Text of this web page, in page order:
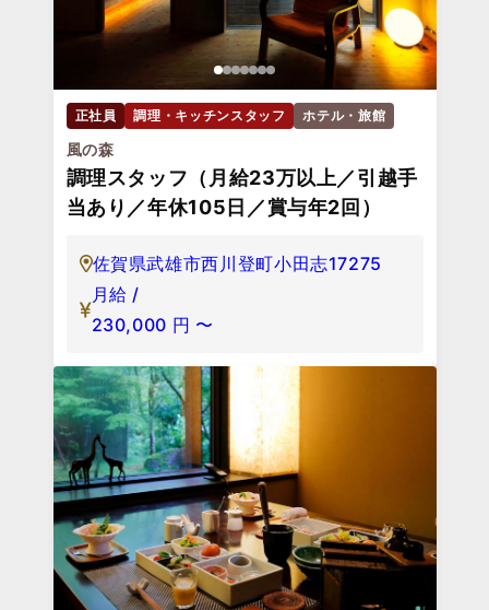
正社員 調理・キッチンスタッフ ホテル・旅館
風の森
調理スタッフ（月給23万以上／引越手
当あり／年休105日／賞与年2回）
佐賀県武雄市西川登町小田志17275
月給 /
230,000 円 〜